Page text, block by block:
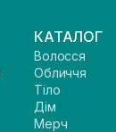
КАТАЛОГ
Волосся
Обличчя
Тіло
Дім
Мерч